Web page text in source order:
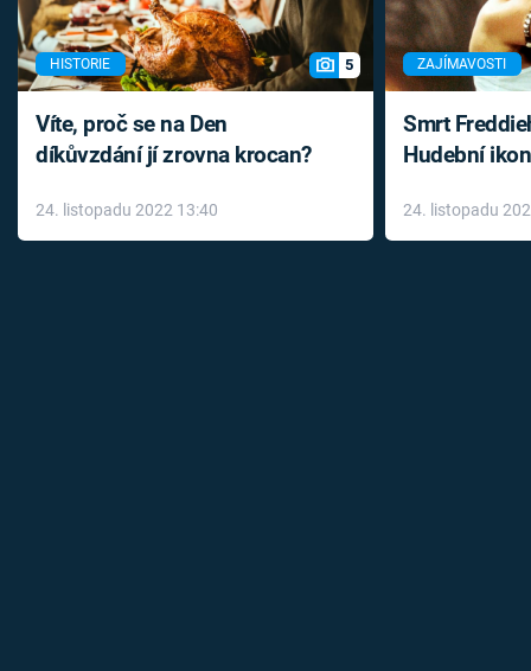
HISTORIE 5
Víte, proč se na Den
díkůvzdání jí zrovna krocan?
24. listopadu 2022 13:40
ZAJÍMAVOSTI
Smrt
Hudební
léky
24. listopadu